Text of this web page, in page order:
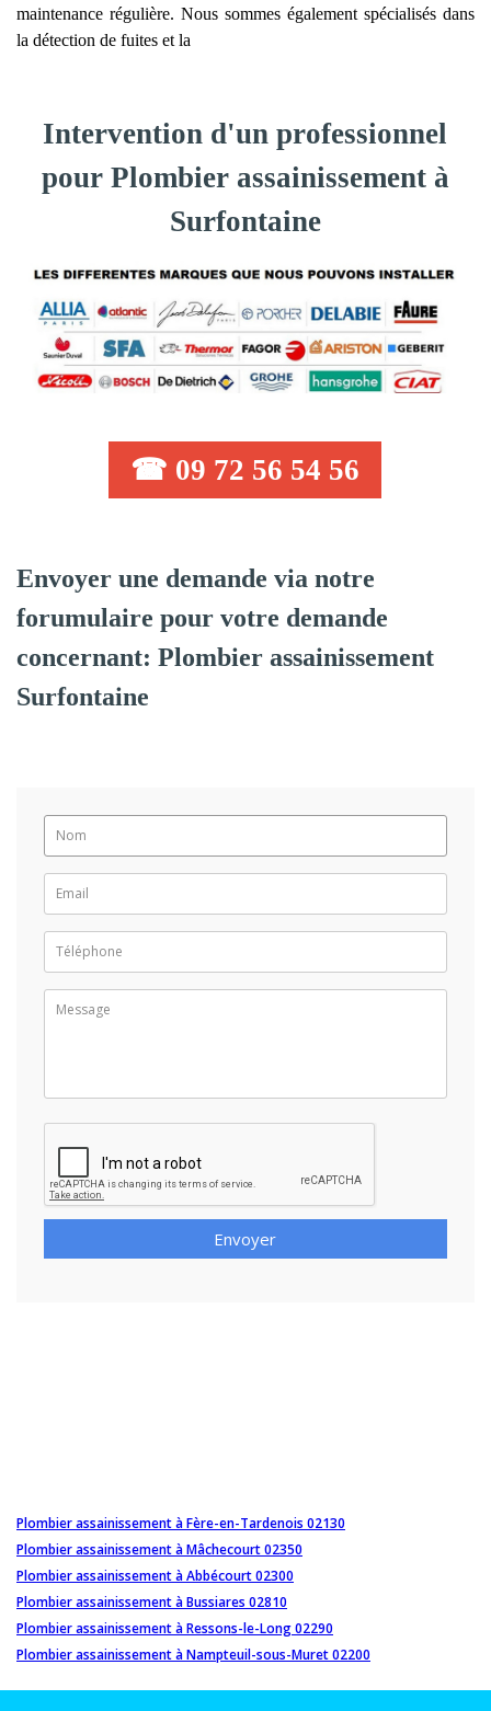
maintenance régulière. Nous sommes également spécialisés dans
la détection de fuites et la
Intervention d'un professionnel
pour Plombier assainissement à
Surfontaine
☎ 09 72 56 54 56
Envoyer une demande via notre
forumulaire pour votre demande
concernant: Plombier assainissement
Surfontaine
Envoyer
Plombier assainissement à Fère-en-Tardenois 02130
Plombier assainissement à Mâchecourt 02350
Plombier assainissement à Abbécourt 02300
Plombier assainissement à Bussiares 02810
Plombier assainissement à Ressons-le-Long 02290
Plombier assainissement à Nampteuil-sous-Muret 02200